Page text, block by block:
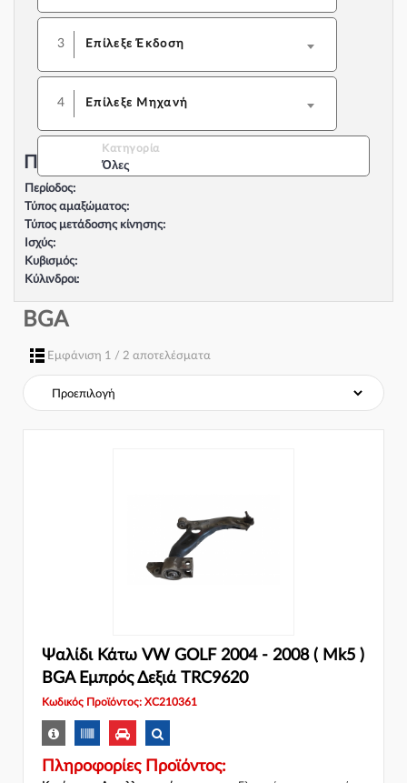
3 Επίλεξε Έκδοση
4 Επίλεξε Μηχανή
Κατηγορία
Όλες
Περιγραφή Αυτοκινήτου:
Περίοδος:
Τύπος αμαξώματος:
Τύπος μετάδοσης κίνησης:
Ισχύς:
Κυβισμός:
Κύλινδροι:
Τύπος κινητήρα:
BGA
Εμφάνιση 1 / 2 αποτελέσματα
Ψαλίδι Κάτω VW GOLF 2004 - 2008 ( Mk5 )
BGA Εμπρός Δεξιά TRC9620
Κωδικός Προϊόντος: XC210361
Πληροφορίες Προϊόντος: